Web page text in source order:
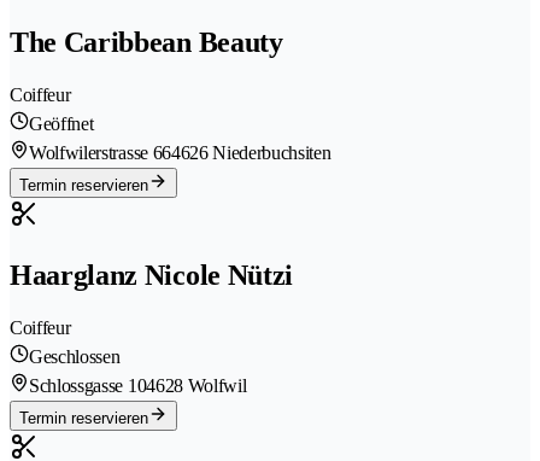
The Caribbean Beauty
Coiffeur
Geöffnet
Wolfwilerstrasse 664626 Niederbuchsiten
Termin reservieren
Haarglanz Nicole Nützi
Coiffeur
Geschlossen
Schlossgasse 104628 Wolfwil
Termin reservieren